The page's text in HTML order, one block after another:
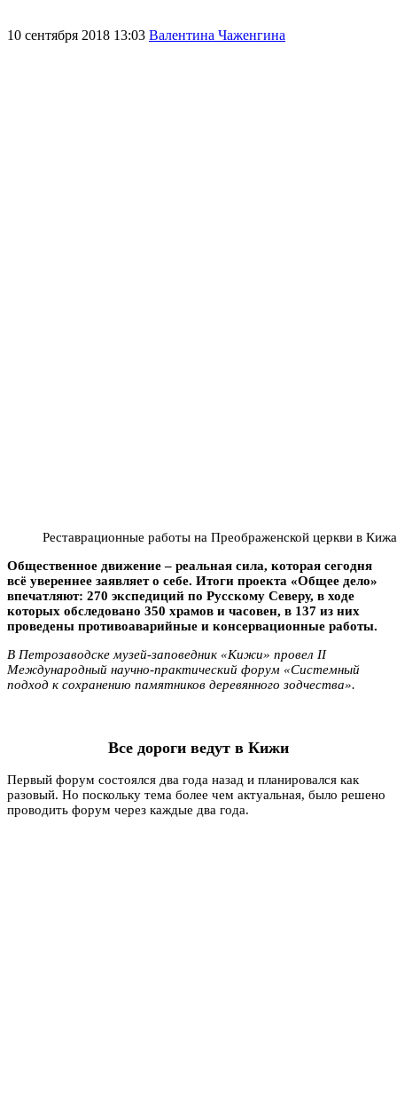
10 сентября 2018 13:03 Валентина Чаженгина
Реставрационные работы на Преображенской церкви в
Общественное движение – реальная сила, которая сегодня
всё увереннее заявляет о себе. Итоги проекта «Общее дело»
впечатляют: 270 экспедиций по Русскому Северу, в ходе
которых обследовано 350 храмов и часовен, в 137 из них
проведены противоаварийные и консервационные работы.
В Петрозаводске музей-заповедник «Кижи» провел II
Международный научно-практический форум «Системный
подход к сохранению памятников деревянного зодчества».
Все дороги ведут в Кижи
Первый форум состоялся два года назад и планировался как
разовый. Но поскольку тема более чем актуальная, было решено
проводить форум через каждые два года.